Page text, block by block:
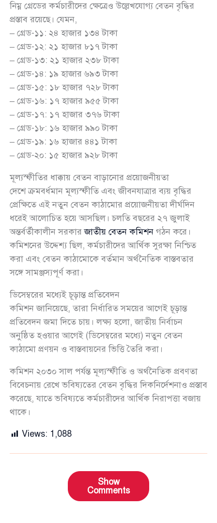
নিম্ন গ্রেডের কর্মচারীদের ক্ষেত্রেও উল্লেখযোগ্য বেতন বৃদ্ধির
প্রস্তাব রয়েছে। যেমন,
– গ্রেড-১১: ২৪ হাজার ১৩৪ টাকা
– গ্রেড-১২: ২১ হাজার ৮১৭ টাকা
– গ্রেড-১৩: ২১ হাজার ২৩৮ টাকা
– গ্রেড-১৪: ১৯ হাজার ৬৯৩ টাকা
– গ্রেড-১৫: ১৮ হাজার ৭২৮ টাকা
– গ্রেড-১৬: ১৭ হাজার ৯৫৫ টাকা
– গ্রেড-১৭: ১৭ হাজার ৩৭৬ টাকা
– গ্রেড-১৮: ১৬ হাজার ৯৯০ টাকা
– গ্রেড-১৯: ১৬ হাজার ৪৪১ টাকা
– গ্রেড-২০: ১৫ হাজার ৯২৮ টাকা
মূল্যস্ফীতির ধাক্কায় বেতন বাড়ানোর প্রয়োজনীয়তা
দেশে ক্রমবর্ধমান মূল্যস্ফীতি এবং জীবনযাত্রার ব্যয় বৃদ্ধির
প্রেক্ষিতে এই নতুন বেতন কাঠামোর প্রয়োজনীয়তা দীর্ঘদিন
ধরেই আলোচিত হয়ে আসছিল। চলতি বছরের ২৭ জুলাই
অন্তর্বর্তীকালীন সরকারজাতীয় বেতন কমিশন গঠন করে।
কমিশনের উদ্দেশ্য ছিল, কর্মচারীদের আর্থিক সুরক্ষা নিশ্চিত
করা এবং বেতন কাঠামোকে বর্তমান অর্থনৈতিক বাস্তবতার
সঙ্গে সামঞ্জস্যপূর্ণ করা।
ডিসেম্বরের মধ্যেই চূড়ান্ত প্রতিবেদন
কমিশন জানিয়েছে, তারা নির্ধারিত সময়ের আগেই চূড়ান্ত
প্রতিবেদন জমা দিতে চায়। লক্ষ্য হলো, জাতীয় নির্বাচন
অনুষ্ঠিত হওয়ার আগেই (ডিসেম্বরের মধ্যে) নতুন বেতন
কাঠামো প্রণয়ন ও বাস্তবায়নের ভিত্তি তৈরি করা।
কমিশন ২০৩০ সাল পর্যন্ত মূল্যস্ফীতি ও অর্থনৈতিক প্রবণতা
বিবেচনায় রেখে ভবিষ্যতের বেতন বৃদ্ধির দিকনির্দেশনাও প্রস্তাব
করেছে, যাতে ভবিষ্যতে কর্মচারীদের আর্থিক নিরাপত্তা বজায়
থাকে।
Views: 1,088
Show
Comments